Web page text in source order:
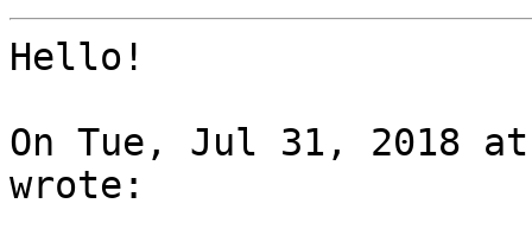
Hello!
On Tue, Jul 31, 2018 at
wrote: